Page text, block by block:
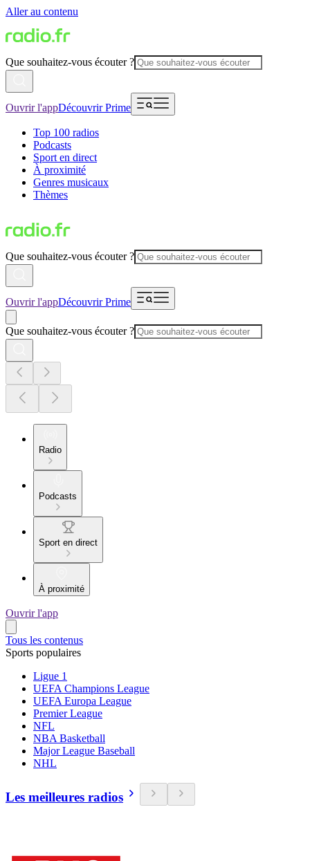
Aller au contenu
Que souhaitez-vous écouter ?
Ouvrir l'appDécouvrir Prime
Top 100 radios
Podcasts
Sport en direct
À proximité
Genres musicaux
Thèmes
Que souhaitez-vous écouter ?
Ouvrir l'appDécouvrir Prime
Que souhaitez-vous écouter ?
Radio
Podcasts
Sport en direct
À proximité
Ouvrir l'app
Tous les contenus
Sports populaires
Ligue 1
UEFA Champions League
UEFA Europa League
Premier League
NFL
NBA Basketball
Major League Baseball
NHL
Les meilleures radios